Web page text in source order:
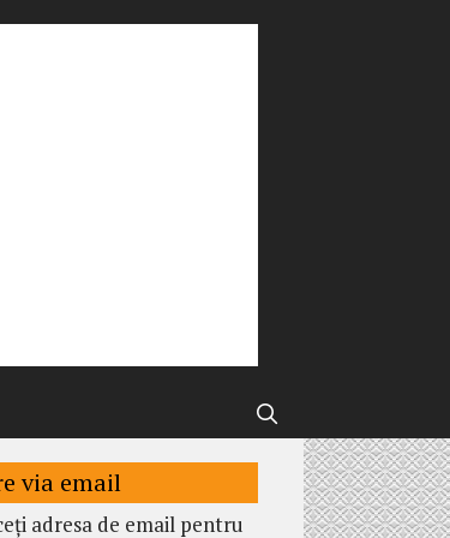
via email
adresa de email pentru